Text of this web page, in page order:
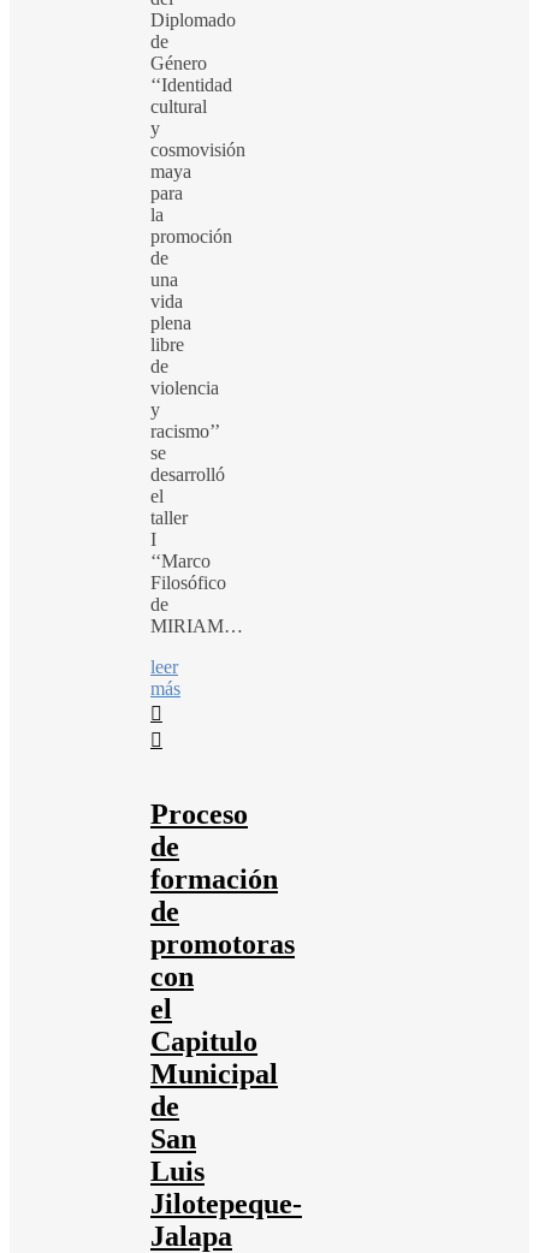
Diplomado
de
Género
‘‘Identidad
cultural
y
cosmovisión
maya
para
la
promoción
de
una
vida
plena
libre
de
violencia
y
racismo’’
se
desarrolló
el
taller
I
‘‘Marco
Filosófico
de
MIRIAM…
leer
más
Proceso
de
formación
de
promotoras
con
el
Capitulo
Municipal
de
San
Luis
Jilotepeque-
Jalapa